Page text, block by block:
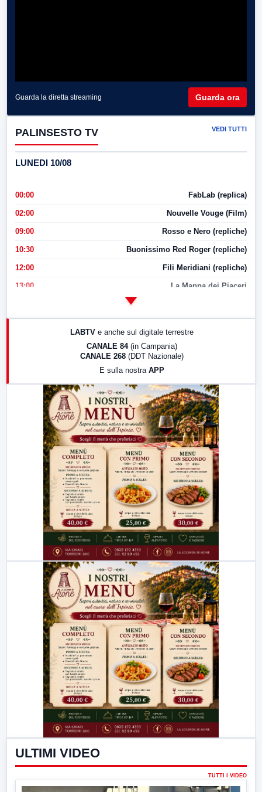
Guarda la diretta streaming Guarda ora
PALINSESTO TV VEDI TUTTI
LUNEDI 10/08
00:00 FabLab (replica)
02:00 Nouvelle Vouge (Film)
09:00 Rosso e Nero (repliche)
10:30 Buonissimo Red Roger (repliche)
12:00 Fili Meridiani (repliche)
13:00 La Mappa dei Piaceri
LabNews (replica)
LABTV e anche sul digitale terrestre
CANALE 84 (in Campania)
CANALE 268 (DDT Nazionale)
E sulla nostra APP
ULTIMI VIDEO
TUTTI I VIDEO